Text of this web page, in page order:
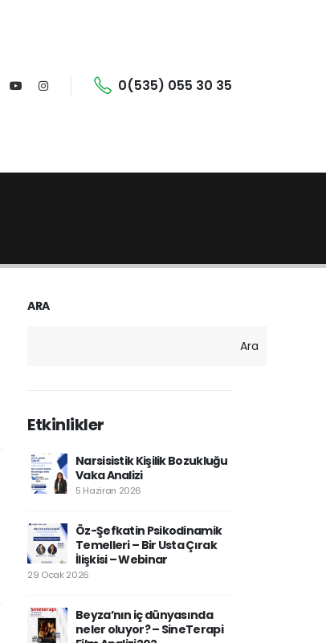
0(535) 055 30 35
ARA
Ara
Etkinlikler
Narsisistik Kişilik Bozukluğu
Vaka Analizi
5 Haziran 2026
Öz-Şefkatin Psikodinamik
Temelleri – Bir Usta Çırak
İlişkisi – Webinar
29 Ocak 2026
Beyza’nın iç dünyasında
neler oluyor? – SineTerapi